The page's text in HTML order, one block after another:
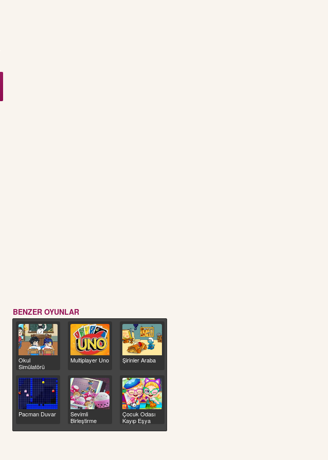
BENZER OYUNLAR
Okul
Simülatörü
Multiplayer Uno Şirinler Araba
Pacman Duvar
Sevimli
Birleştirme
Çocuk Odası
Kayıp Eşya
Bulma